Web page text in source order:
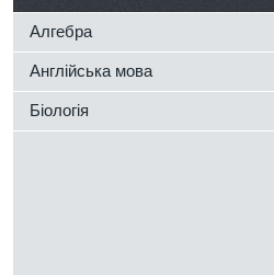
Алгебра
Англійська мова
Біологія